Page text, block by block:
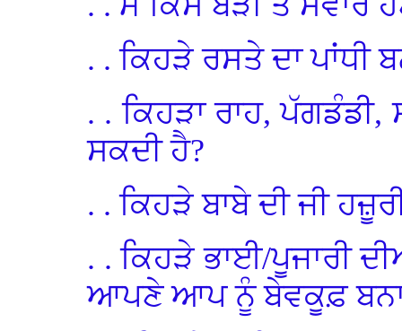
. . ਕਿਹੜੇ ਰਸਤੇ ਦਾ ਪਾਂਧੀ
. . ਕਿਹੜਾ ਰਾਹ,
ਸਕਦੀ ਹੈ?
. . ਕਿਹੜੇ ਬਾਬੇ ਦੀ ਜੀ
. . ਕਿਹੜੇ ਭਾਈ/ਪੂਜਾਰੀ
ਆਪਣੇ ਆਪ ਨੂੰ ਬੇਵਕੂਫ਼